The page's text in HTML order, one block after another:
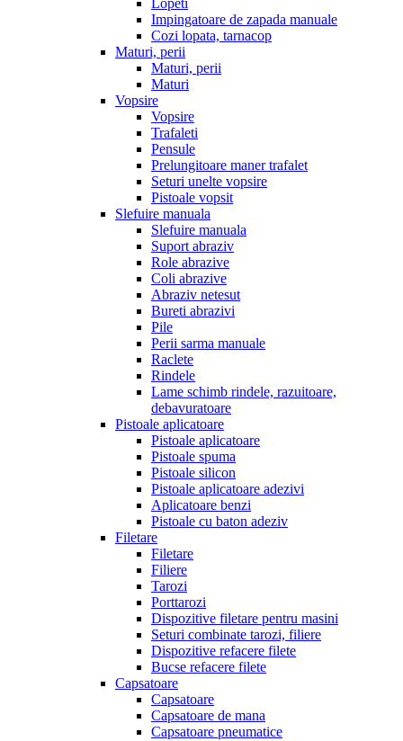
Impingatoare de zapada manuale
Cozi lopata, tarnacop
Maturi, perii
Maturi, perii
Maturi
Vopsire
Vopsire
Trafaleti
Pensule
Prelungitoare maner trafalet
Seturi unelte vopsire
Pistoale vopsit
Slefuire manuala
Slefuire manuala
Suport abraziv
Role abrazive
Coli abrazive
Abraziv netesut
Bureti abrazivi
Pile
Perii sarma manuale
Raclete
Rindele
Lame schimb rindele, razuitoare,
debavuratoare
Pistoale aplicatoare
Pistoale aplicatoare
Pistoale spuma
Pistoale silicon
Pistoale aplicatoare adezivi
Aplicatoare benzi
Pistoale cu baton adeziv
Filetare
Filetare
Filiere
Tarozi
Porttarozi
Dispozitive filetare pentru masini
Seturi combinate tarozi, filiere
Dispozitive refacere filete
Bucse refacere filete
Capsatoare
Capsatoare
Capsatoare de mana
Capsatoare pneumatice